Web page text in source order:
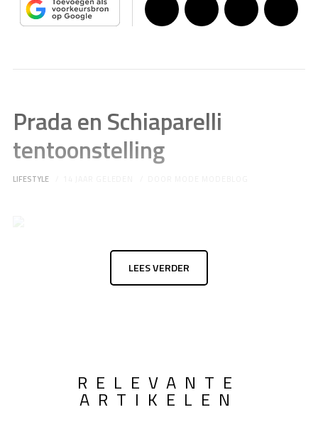
Prada en Schiaparelli
tentoonstelling
LIFESTYLE
LEES VERDER
RELEVANTE
ARTIKELEN